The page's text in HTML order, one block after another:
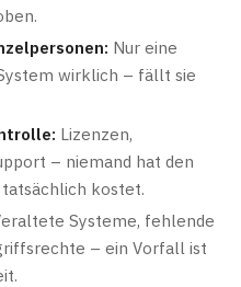
Nur eine
wirklich – fällt sie
Lizenzen,
– niemand hat den
kostet.
Systeme, fehlende
– ein Vorfall ist